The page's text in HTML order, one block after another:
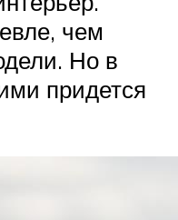
чем
Но в
придется